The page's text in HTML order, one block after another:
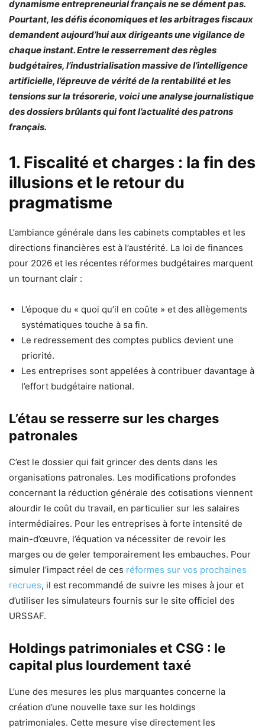
dynamisme entrepreneurial français ne se dément pas.
Pourtant, les défis économiques et les arbitrages fiscaux
demandent aujourd’hui aux dirigeants une vigilance de
chaque instant. Entre le resserrement des règles
budgétaires, l’industrialisation massive de l’intelligence
artificielle, l’épreuve de vérité de la rentabilité et les
tensions sur la trésorerie, voici une analyse journalistique
des dossiers brûlants qui font l’actualité des patrons
français.
1. Fiscalité et charges : la fin des
illusions et le retour du
pragmatisme
L’ambiance générale dans les cabinets comptables et les
directions financières est à l’austérité. La loi de finances
pour 2026 et les récentes réformes budgétaires marquent
un tournant clair :
L’époque du « quoi qu’il en coûte » et des allègements
systématiques touche à sa fin.
Le redressement des comptes publics devient une
priorité.
Les entreprises sont appelées à contribuer davantage à
l’effort budgétaire national.
L’étau se resserre sur les charges
patronales
C’est le dossier qui fait grincer des dents dans les
organisations patronales. Les modifications profondes
concernant la réduction générale des cotisations viennent
alourdir le coût du travail, en particulier sur les salaires
intermédiaires. Pour les entreprises à forte intensité de
main-d’œuvre, l’équation va nécessiter de revoir les
marges ou de geler temporairement les embauches. Pour
simuler l’impact réel de ces réformes sur vos prochaines
recrues, il est recommandé de suivre les mises à jour et
d’utiliser les simulateurs fournis sur le site officiel des
URSSAF.
Holdings patrimoniales et CSG : le
capital plus lourdement taxé
L’une des mesures les plus marquantes concerne la
création d’une nouvelle taxe sur les holdings
patrimoniales. Cette mesure vise directement les